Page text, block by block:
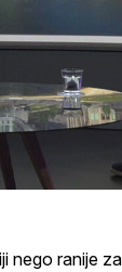
nego ranije